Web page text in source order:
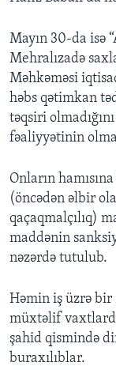
Mayın 30-da isə
Mehralızadə
Məhkəməsi
həbs qətimkan
təqsiri
fəaliyyətinin
Onların
(öncədən əlbir
qaçaqmalçılıq)
maddənin
nəzərdə tutulub.
Həmin iş üzrə bir
müxtəlif
şahid qismində
buraxılıblar.